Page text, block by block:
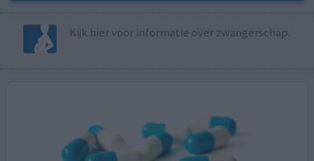
Kijk hier voor informatie over zwangerschap.